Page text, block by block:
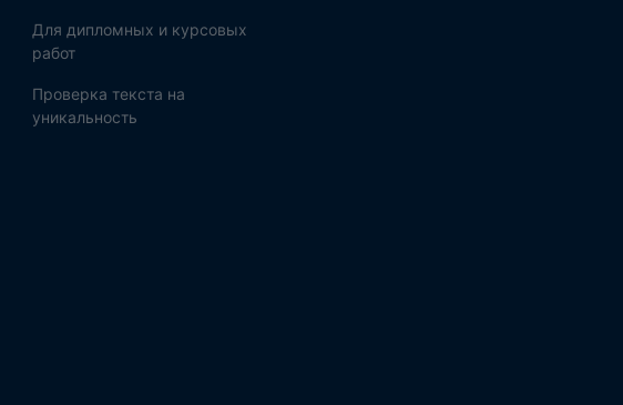
Для дипломных и курсовых
работ
Проверка текста на
уникальность